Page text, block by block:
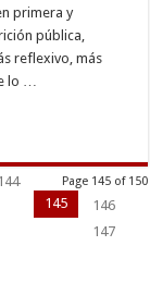
primera y
pública,
reflexivo, más
lo …
Page 145 of 150
144
145
146
147